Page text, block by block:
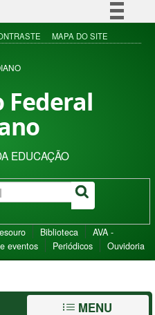
Simplifique!
Acesso à informação
MAPA DO SITE
EDUCAÇÃO
Biblioteca
AVA -
eventos Periódicos Ouvidoria
MENU